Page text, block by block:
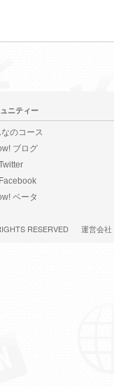
ニティー
のコース
ブログ
Facebook
ベータ
RESERVED 運営会社